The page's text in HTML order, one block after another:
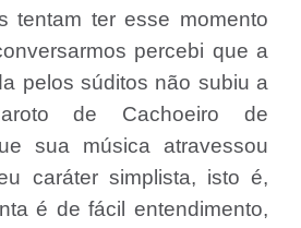
tentam ter esse momento
percebi que a
pelos súditos não subiu a
de Cachoeiro de
sua música atravessou
caráter simplista, isto é,
é de fácil entendimento,